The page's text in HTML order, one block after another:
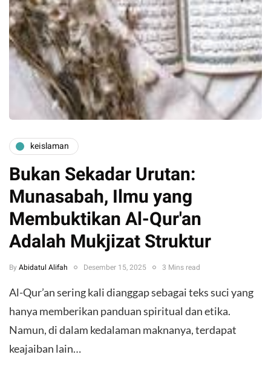
keislaman
Bukan Sekadar Urutan:
Munasabah, Ilmu yang
Membuktikan Al-Qur'an
Adalah Mukjizat Struktur
By Abidatul Alifah Desember 15, 2025 3 Mins read
Al-Qur’an sering kali dianggap sebagai teks suci yang
hanya memberikan panduan spiritual dan etika.
Namun, di dalam kedalaman maknanya, terdapat
keajaiban lain…